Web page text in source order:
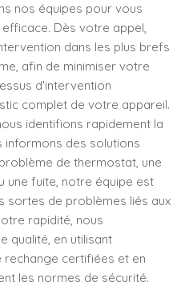
nos équipes pour vous
Dès votre appel,
dans les plus brefs
afin de minimiser votre
d'intervention
complet de votre appareil.
identifions rapidement la
informons des solutions
de thermostat, une
une fuite, notre équipe est
sortes de problèmes liés aux
rapidité, nous
qualité, en utilisant
rechange certifiées et en
les normes de sécurité.